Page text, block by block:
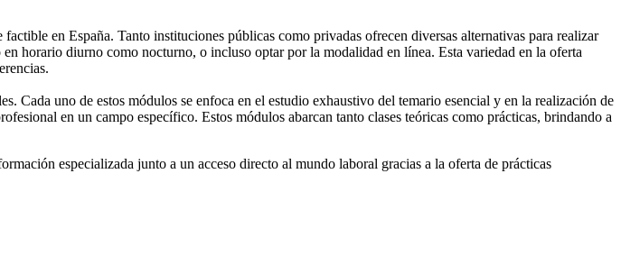
en España. Tanto instituciones públicas como privadas ofrecen diversas alternativas para realizar
horario diurno como nocturno, o incluso optar por la modalidad en línea. Esta variedad en la oferta
Cada uno de estos módulos se enfoca en el estudio exhaustivo del temario esencial y en la realización de
en un campo específico. Estos módulos abarcan tanto clases teóricas como prácticas, brindando a
especializada junto a un acceso directo al mundo laboral gracias a la oferta de prácticas